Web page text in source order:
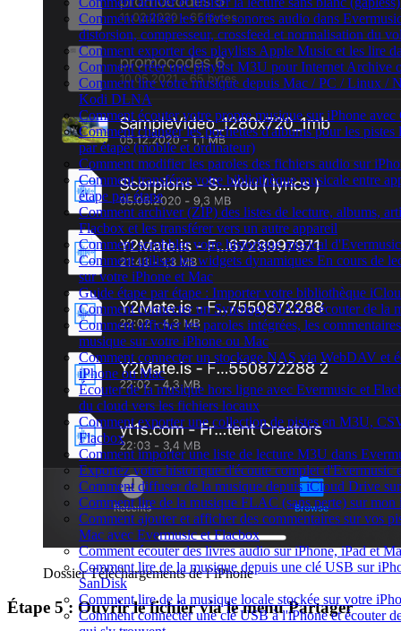
Comment utiliser les effets sonores audio dans
distorsion, compresseur, crossfeed et normalisation du
Comment exporter des playlists Apple Music et les lire
Comment créer une playlist M3U pour Internet Archive
Comment lire votre musique depuis Mac / PC / Linux /
Kodi DLNA
Comment écouter votre propre musique sur iPhone avec
Comment changer les pochettes d'albums pour les
par étape (mobile et ordinateur)
Comment modifier les paroles des fichiers audio sur
Comment transférer votre bibliothèque musicale entre
étape par étape
Comment archiver (ZIP) des listes de lecture, albums,
Flacbox et les transférer vers un autre appareil
Comment scrobbler votre historique musical
Comment utiliser les widgets dynamiques En cours de
sur votre iPhone et Mac
Guide étape par étape : Importer votre bibliothèque
Comment connecter un Synology NAS et écouter de la
Comment afficher les paroles intégrées, les
musique sur votre iPhone ou Mac
Comment connecter un stockage NAS via WebDAV et
iPhone ou Mac
Écouter de la musique hors ligne avec Evermusic et
du cloud vers les fichiers locaux
Comment exporter une collection de pistes en M3U,
Flacbox
Comment importer une liste de lecture M3U dans
Exportez votre historique d'écoute complet d'Evermusic
Comment diffuser de la musique depuis iCloud Drive
Comment lire de la musique FLAC (sans perte) sur mon
Comment ajouter et afficher des commentaires sur vos
Mac avec Evermusic et Flacbox
Comment écouter des livres audio sur iPhone, iPad et
Comment lire de la musique depuis une clé USB sur
SanDisk
Comment lire de la musique locale stockée sur votre
Comment connecter une clé USB à l'iPhone et écouter
Dossier Téléchargements de l’iPhone
Étape 5 : Ouvrir le fichier via le menu Partager